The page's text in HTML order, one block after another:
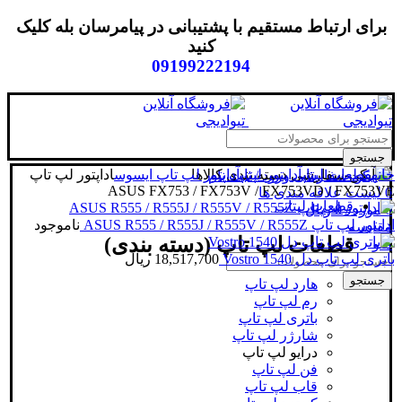
برای ارتباط مستقیم با پشتیبانی در پیامرسان بله کلیک
کنید
09199222194
جستجو
ورود / ثبت نام
0 لیست علاقه مندی ها
0 مورد/
0 ریال
مقایسه
منو
جستجو
دسته بندی کالاها
قطعات لپتاپ
قطعات لپ تاپ (دسته بندی)
هارد لپ تاپ
رم لپ تاپ
باتری لپ تاپ
شارژر لپ تاپ
درایو لپ تاپ
فن لپ تاپ
قاب لپ تاپ
خانهقطعات لپتاپآداپتور لپتاپآداپتور لپ تاپ ایسوساداپتور لپ تاپ
ASUS FX753 / FX753V / FX753VD / FX753VE
اداپتور لپ تاپ ASUS R555 / R555J / R555V / R555Z ناموجود
باتری لپ تاپ دل Vostro 1540 18,517,700 ریال